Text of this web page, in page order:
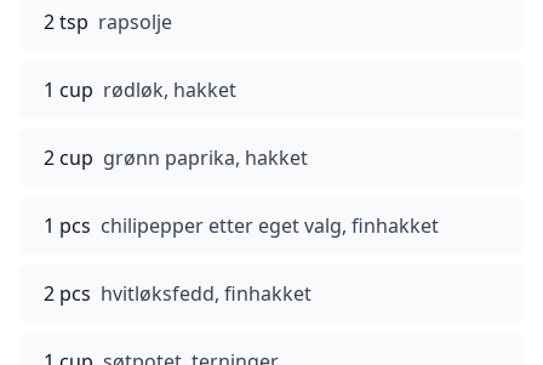
2 tsp rapsolje
1 cup rødløk, hakket
2 cup grønn paprika, hakket
1 pcs chilipepper etter eget valg, finhakket
2 pcs hvitløksfedd, finhakket